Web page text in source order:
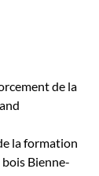
de la
la formation
Bienne-